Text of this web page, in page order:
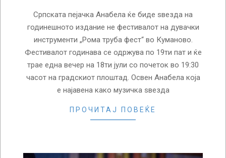
Српската пејачка Анабела ќе биде ѕвезда на
годинешното издание не фестивалот на дувачки
инструменти „Рома труба фест“ во Куманово.
Фестивалот годинава се одржува по 19ти пат и ќе
трае една вечер на 18ти јули со почеток во 19:30
часот на градскиот плоштад. Освен Анабела која
е најавена како музичка ѕвезда
ПРОЧИТАЈ ПОВЕЌЕ